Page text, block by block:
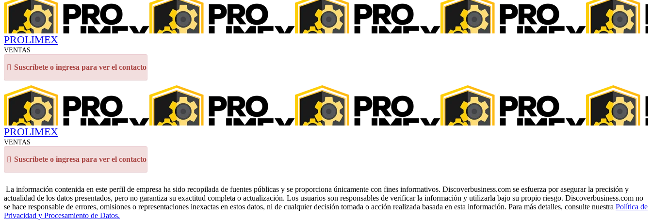
PROLIMEX
VENTAS
Suscríbete o ingresa para ver el contacto
PROLIMEX
VENTAS
Suscríbete o ingresa para ver el contacto
La información contenida en este perfil de empresa ha sido recopilada de fuentes públicas y se proporciona únicamente con fines informativos. Discoverbusiness.com se esfuerza por asegurar la precisión y
actualidad de los datos presentados, pero no garantiza su exactitud completa o actualización. Los usuarios son responsables de verificar la información y utilizarla bajo su propio riesgo. Discoverbusiness.com no
se hace responsable de errores, omisiones o representaciones inexactas en estos datos, ni de cualquier decisión tomada o acción realizada basada en esta información. Para más detalles, consulte nuestra Política de
Privacidad y Procesamiento de Datos.